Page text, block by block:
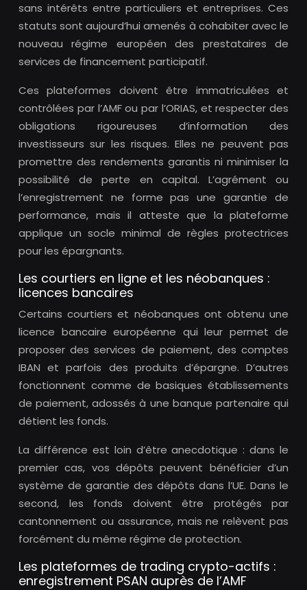
sans intérêts entre particuliers et entreprises. Ces
statuts sont aujourd’hui amenés à cohabiter avec le
nouveau régime européen des prestataires de
services de financement participatif.
Ces plateformes doivent être immatriculées et
contrôlées par l’AMF ou par l’ORIAS, et respecter des
obligations rigoureuses d’information des
investisseurs sur les risques. Elles ne peuvent pas
promettre des rendements garantis ni minimiser la
possibilité de perte en capital. L’agrément ou
l’enregistrement ne forme pas une garantie de
performance, mais il atteste que la plateforme
applique un socle minimal de règles protectrices
pour les épargnants.
Les courtiers en ligne et les néobanques :
licences bancaires
Certains courtiers et néobanques ont obtenu une
licence bancaire européenne qui leur permet de
proposer des services de paiement, des comptes
IBAN et parfois des produits d’épargne. D’autres
fonctionnent comme de basiques établissements
de paiement, adossés à une banque partenaire qui
détient les fonds.
La différence est loin d’être anecdotique : dans le
premier cas, vos dépôts peuvent bénéficier d’un
système de garantie des dépôts dans l’UE. Dans le
second, les fonds doivent être protégés par
cantonnement ou assurance, mais ne relèvent pas
forcément du même régime de protection.
Les plateformes de trading crypto-actifs :
enregistrement PSAN auprès de l’AMF